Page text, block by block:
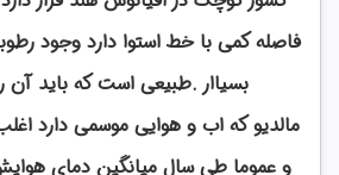
فاصله کمی با خط استوا دارد وجود
بسیاار .طبیعی است که باید آن
مالدیو که اب و هوایی موسمی دارد